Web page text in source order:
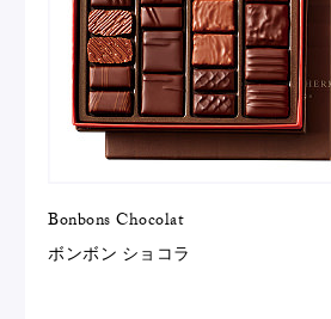
Bonbons Chocolat
ボンボン ショコラ